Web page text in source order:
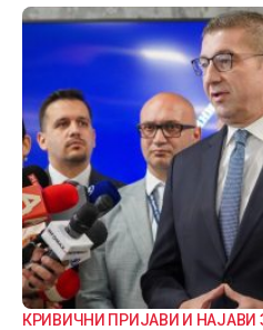
КРИВИЧНИ ПРИЈАВИ И